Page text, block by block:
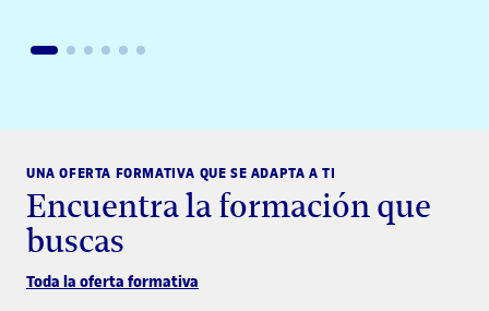
UNA OFERTA FORMATIVA QUE SE ADAPTA A TI
Encuentra la formación que
buscas
Toda la oferta formativa